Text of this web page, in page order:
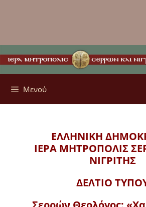
Μενού
ΕΛΛΗΝΙΚΗ
ΙΕΡΑ ΜΗΤΡΟΠΟΛΙΣ
ΝΙΓΡΙΤΗΣ
ΔΕΛΤΙΟ